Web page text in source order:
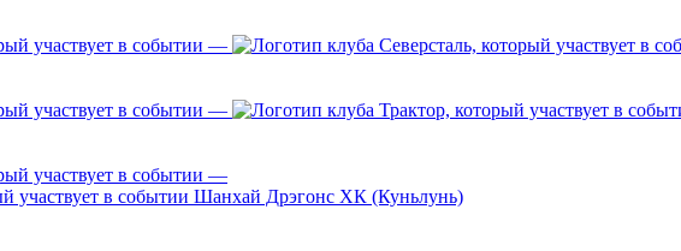
—
—
—
Шанхай Дрэгонс ХК (Куньлунь)